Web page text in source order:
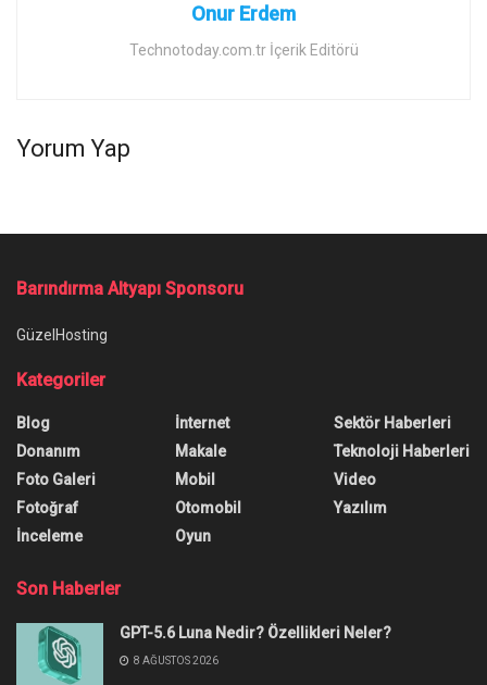
Onur Erdem
Technotoday.com.tr İçerik Editörü
Yorum Yap
Barındırma Altyapı Sponsoru
GüzelHosting
Kategoriler
Blog
Donanım
Foto Galeri
Fotoğraf
İnceleme
İnternet
Makale
Mobil
Otomobil
Oyun
Sektör Haberleri
Teknoloji Haberleri
Video
Yazılım
Son Haberler
GPT-5.6 Luna Nedir? Özellikleri Neler?
8 AĞUSTOS 2026